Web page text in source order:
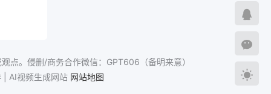
点。侵删/商务合作微信：GPT606（备明来意）
| AI视频生成网站 网站地图